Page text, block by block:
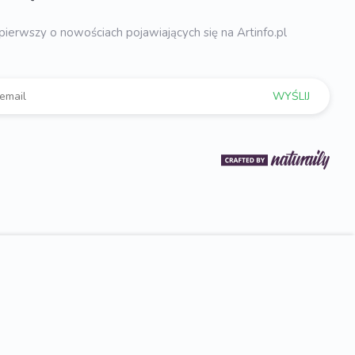
o nowościach pojawiających się na Artinfo.pl
WYŚLIJ